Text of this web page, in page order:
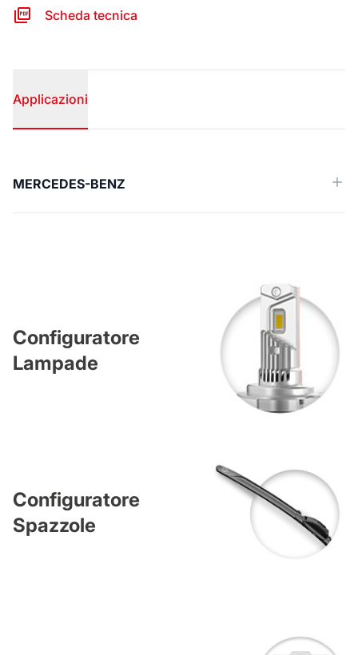
Scheda tecnica
Applicazioni
MERCEDES-BENZ
Configuratore
Lampade
Configuratore
Spazzole